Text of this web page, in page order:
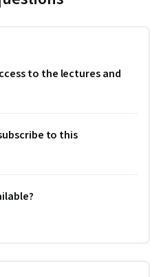
to the lectures and
to this